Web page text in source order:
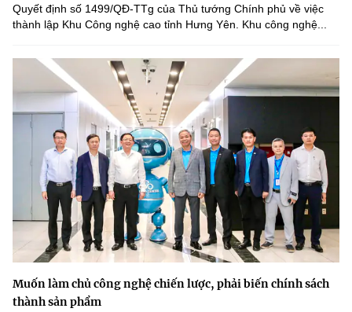
Quyết định số 1499/QĐ-TTg của Thủ tướng Chính phủ về việc
thành lập Khu Công nghệ cao tỉnh Hưng Yên. Khu công nghệ...
Muốn làm chủ công nghệ chiến lược, phải biến chính sách
thành sản phẩm